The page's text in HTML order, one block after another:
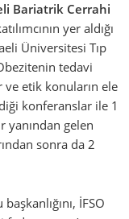
Bariatrik Cerrahi
yer aldığı
Üniversitesi Tıp
tedavi
etik konuların ele
konferanslar ile 1
yanından gelen
sonra da 2
İFSO